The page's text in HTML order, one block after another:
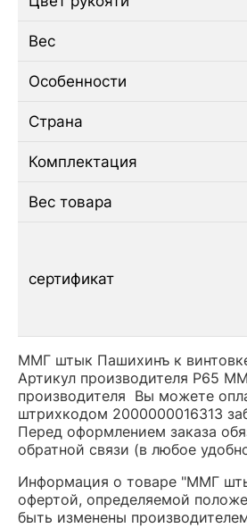
Вес
Особенности
Страна
Комплектация
Вес товара
сертификат
ММГ штык Пашихинъ к
Артикул производителя Р65
производителя Вы можете
штрихкодом 2000000016313
Перед оформлением заказа
обратной связи (в любое
Информация о товаре "ММГ
офертой, определяемой
быть изменены